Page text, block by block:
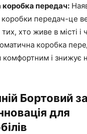
передач:
коробки передач-це
хто живе в місті і
коробка
комфортним і знижує
Бортовий
для